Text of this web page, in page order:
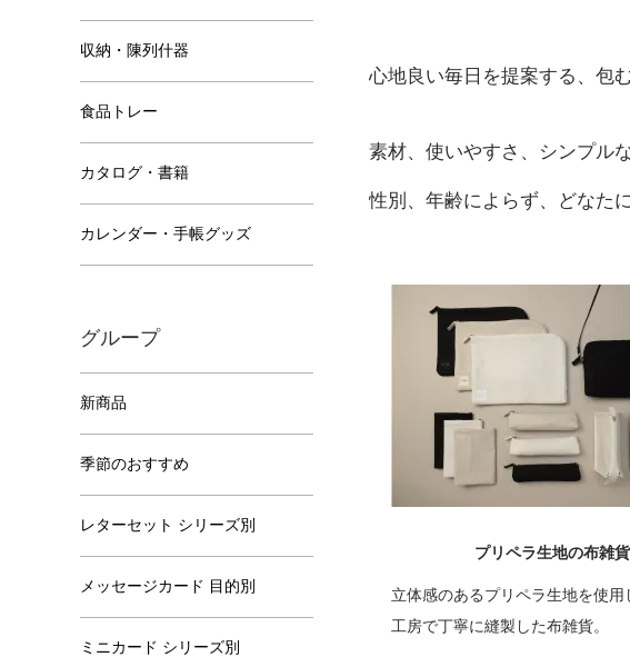
心地良い毎日を提案する、包
素材、使いやすさ、シンプル
性別、年齢によらず、どなた
プリペラ生地の布雑貨
立体感のあるプリペラ生地を使用
工房で丁寧に縫製した布雑貨。
収納・陳列什器
食品トレー
カタログ・書籍
カレンダー・手帳グッズ
グループ
新商品
季節のおすすめ
レターセット シリーズ別
メッセージカード 目的別
ミニカード シリーズ別